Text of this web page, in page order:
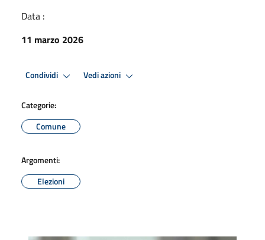
Data :
11 marzo 2026
Condividi Vedi azioni
Categorie:
Comune
Argomenti:
Elezioni